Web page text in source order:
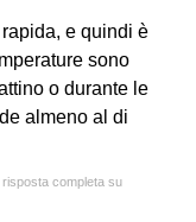
e quindi è
sono
o durante le
almeno al di
completa su